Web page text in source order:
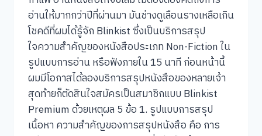
อ่านให้มากกว่าปีที่ผ่านมา มันช่างดูเลือนรางเหลือเกิน
โชคดีที่ผมได้รู้จัก Blinkist ซึ่งเป็นบริการสรุป
ใจความสำคัญของหนังสือประเภท Non-Fiction ใน
รูปแบบการอ่าน หรือฟังภายใน 15 นาที ก่อนหน้านี้
ผมมีโอกาสได้ลองบริการสรุปหนังสือของหลายเจ้า
สุดท้ายก็ตัดสินใจสมัครเป็นสมาชิกแบบ Blinkist
Premium ด้วยเหตุผล 5 ข้อ 1. รูปแบบการสรุป
เนื้อหา ความสำคัญของการสรุปหนังสือ คือ การ